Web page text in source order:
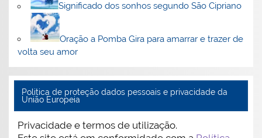
Significado dos sonhos segundo São Cipriano
Oração a Pomba Gira para amarrar e trazer de
volta seu amor
Politica de proteção dados pessoais e privacidade da
União Europeia
Privacidade e termos de utilização.